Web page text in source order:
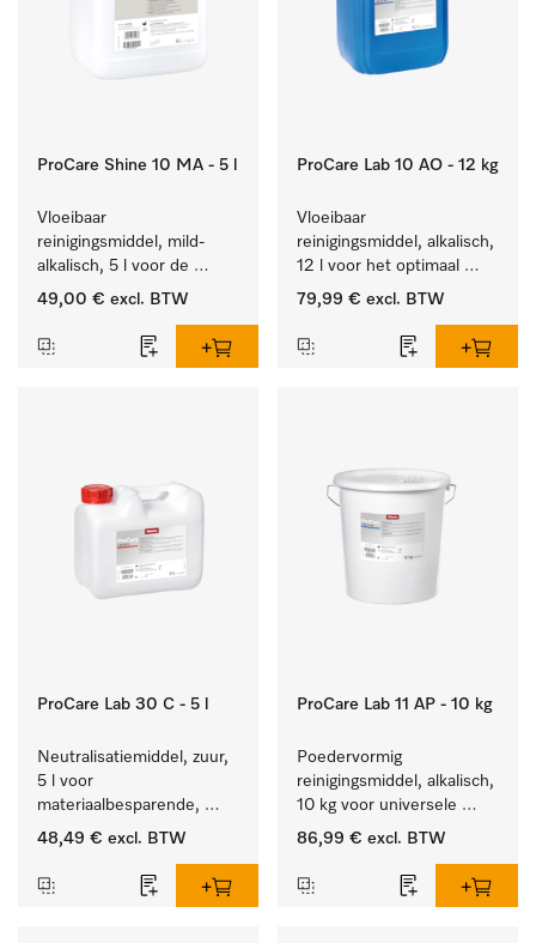
ProCare Shine 10 MA - 5 l
Vloeibaar
reinigingsmiddel, mild-
alkalisch, 5 l voor de
reiniging van lichte
bestek en glazen.
49,00 € excl. BTW
ProCare Lab 10 AO - 12 kg
Vloeibaar
reinigingsmiddel, alkalisch,
12 l voor het optimaal
behandelen van
79,99 € excl. BTW
ProCare Lab 30 C - 5 l
Neutralisatiemiddel, zuur,
5 l voor
materiaalbesparende,
machinale reiniging van
gerei.
48,49 € excl. BTW
ProCare Lab 11 AP - 10 kg
Poedervormig
reinigingsmiddel, alkalisch,
10 kg voor universele
machinale reiniging van
gerei.
86,99 € excl. BTW